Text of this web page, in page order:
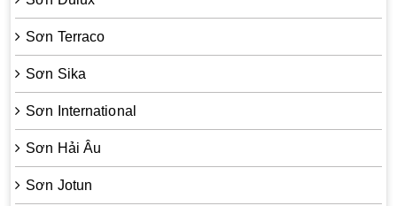
Sơn Terraco
Sơn Sika
Sơn International
Sơn Hải Âu
Sơn Jotun